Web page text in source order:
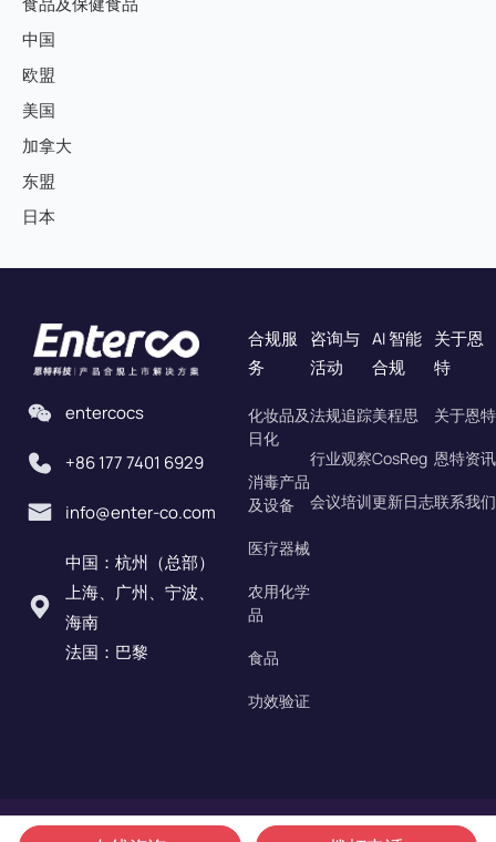
中国
欧盟
美国
加拿大
东盟
日本
entercocs
+86 177 7401 6929
info@enter-co.com
中国：杭州（总部）
上海、广州、宁波、
海南
法国：巴黎
合规服
务
化妆品及
日化
消毒产品
及设备
医疗器械
农用化学
品
食品
功效验证
咨询与
活动
法规追踪
行业观察
会议培训
AI 智能
合规
美程思
CosReg
更新日志
关于恩
特
关于恩特
恩特资讯
联系我们
©2020-2026 恩特科信息科技（杭州）有限责任公司 版权所有